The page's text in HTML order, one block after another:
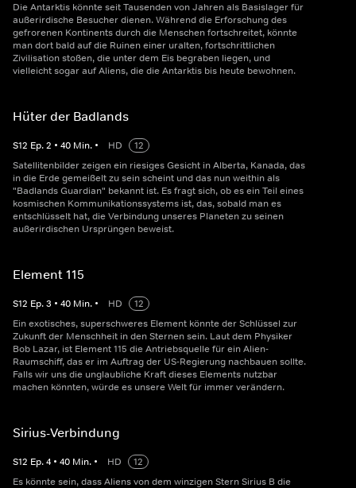
Die Antarktis könnte seit Tausenden von Jahren als Basislager für
außerirdische Besucher dienen. Während die Erforschung des
gefrorenen Kontinents durch die Menschen fortschreitet, könnte
man dort bald auf die Ruinen einer uralten, fortschrittlichen
Zivilisation stoßen, die unter dem Eis begraben liegen, und
vielleicht sogar auf Aliens, die die Antarktis bis heute bewohnen.
Hüter der Badlands
S12 Ep.2 • 40 Min. • HD
12
Satellitenbilder zeigen ein riesiges Gesicht in Alberta, Kanada, das
in die Erde gemeißelt zu sein scheint und das nun weithin als
"Badlands Guardian" bekannt ist. Es fragt sich, ob es ein Teil eines
kosmischen Kommunikationssystems ist, das, sobald man es
entschlüsselt hat, die Verbindung unseres Planeten zu seinen
außerirdischen Ursprüngen beweist.
Element 115
S12 Ep.3 • 40 Min. • HD
12
Ein exotisches, superschweres Element könnte der Schlüssel zur
Zukunft der Menschheit in den Sternen sein. Laut dem Physiker
Bob Lazar, ist Element 115 die Antriebsquelle für ein Alien-
Raumschiff, das er im Auftrag der US-Regierung nachbauen sollte.
Falls wir uns die unglaubliche Kraft dieses Elements nutzbar
machen könnten, würde es unsere Welt für immer verändern.
Sirius-Verbindung
S12 Ep.4 • 40 Min. • HD
12
Es könnte sein, dass Aliens von dem winzigen Stern Sirius B die